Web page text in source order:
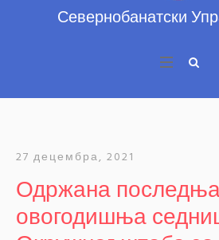
27 децембра, 2021
Одржана
овогодишња